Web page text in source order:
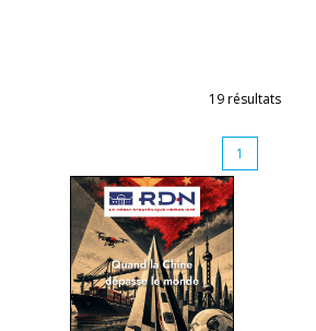
19 résultats
1